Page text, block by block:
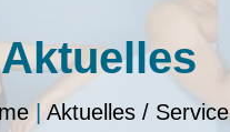
Aktuelles
| Aktuelles / Service